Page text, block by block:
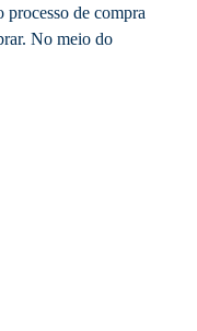
de compra
No meio do